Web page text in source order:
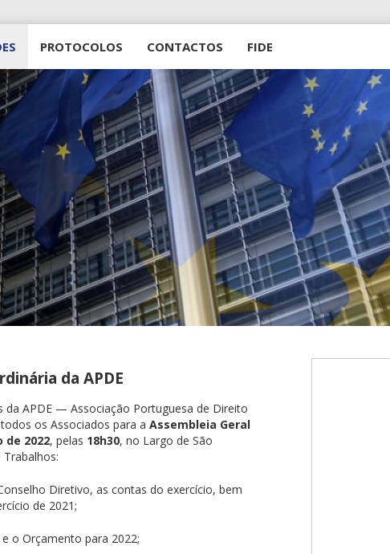
PROTOCOLOS CONTACTOS FIDE
da APDE
da APDE — Associação Portuguesa de Direito
os Associados para a Assembleia Geral
de 2022, pelas 18h30, no Largo de São
Diretivo, as contas do exercício, bem
de 2021;
o Orçamento para 2022;